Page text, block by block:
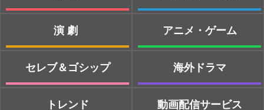
演劇
セレブ＆ゴシップ
トレンド
アニメ・ゲーム
海外ドラマ
動画配信サービス